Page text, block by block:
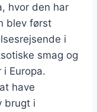
hvor den har
blev først
i
smag og
Europa.
have
brugt i